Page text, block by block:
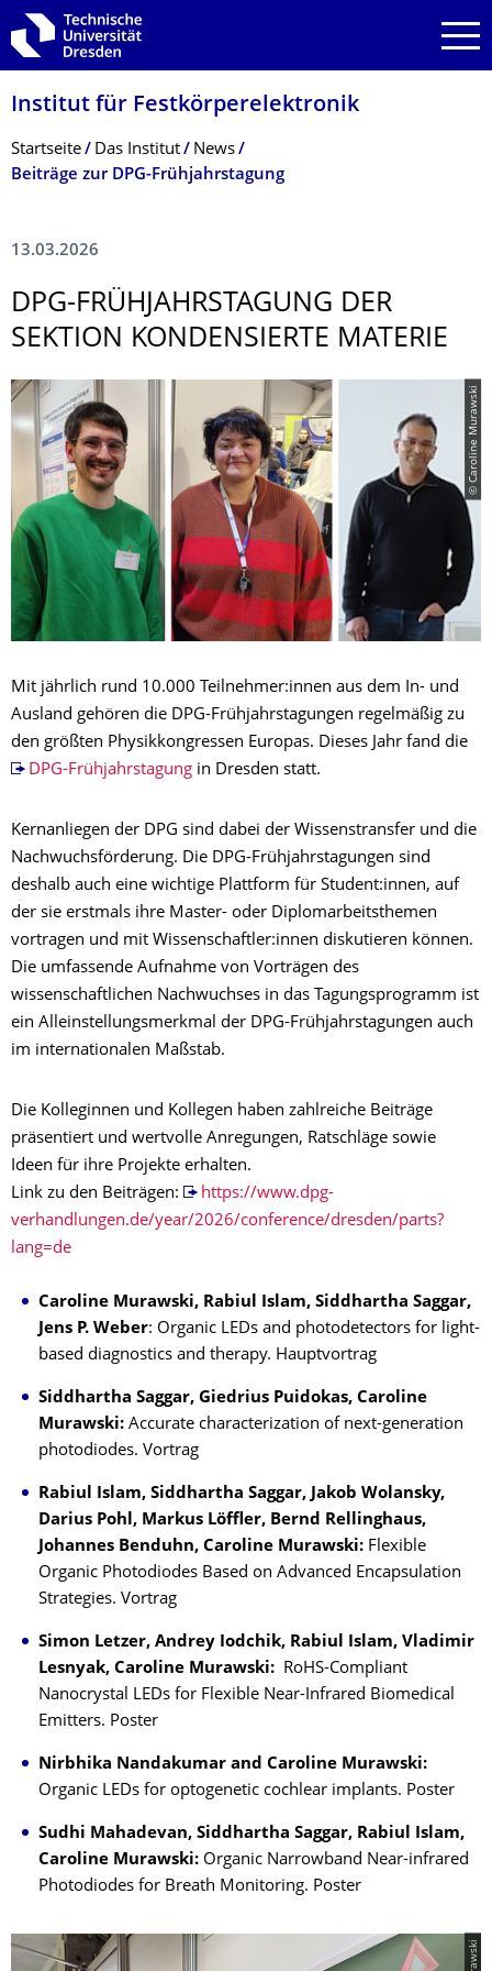
Zur Hauptnavigation springen
Zur Suche springen
Zum Inhalt springen
Institut für Festkörperelektro­nik
Breadcrumb-Menü
Startseite Das Institut
News
Beiträge zur DPG-Frühjahrstagung
13.03.2026
DPG-FRÜHJAHRSTAGUNG DER
SEKTION KONDENSIERTE MATERIE
© Caroline Murawski
Mit jährlich rund 10.000 Teilnehmer:innen aus dem In- und
Ausland gehören die DPG-Frühjahrstagungen regelmäßig zu
den größten Physikkongressen Europas. Dieses Jahr fand die
DPG-Frühjahrstagungin Dresden statt.
Kernanliegen der DPG sind dabei der Wissenstransfer und die
Nachwuchsförderung. Die DPG-Frühjahrstagungen sind
deshalb auch eine wichtige Plattform für Student:innen, auf
der sie erstmals ihre Master- oder Diplomarbeitsthemen
vortragen und mit Wissenschaftler:innen diskutieren können.
Die umfassende Aufnahme von Vorträgen des
wissenschaftlichen Nachwuchses in das Tagungsprogramm ist
ein Alleinstellungsmerkmal der DPG-Frühjahrstagungen auch
im internationalen Maßstab.
Die Kolleginnen und Kollegen haben zahlreiche Beiträge
präsentiert und wertvolle Anregungen, Ratschläge sowie
Ideen für ihre Projekte erhalten.
Link zu den Beiträgen:
https://www.dpg-
verhandlungen.de/year/2026/conference/dresden/parts?
lang=de
Caroline Murawski, Rabiul Islam, Siddhartha Saggar,
Jens P. Weber: Organic LEDs and photodetectors for light-
based diagnostics and therapy. Hauptvortrag
Siddhartha Saggar, Giedrius Puidokas, Caroline
Murawski: Accurate characterization of next-generation
photodiodes. Vortrag
Rabiul Islam, Siddhartha Saggar, Jakob Wolansky,
Darius Pohl, Markus Löffler, Bernd Rellinghaus,
Johannes Benduhn, Caroline Murawski: Flexible
Organic Photodiodes Based on Advanced Encapsulation
Strategies. Vortrag
Simon Letzer, Andrey Iodchik, Rabiul Islam, Vladimir
Lesnyak, Caroline Murawski: RoHS-Compliant
Nanocrystal LEDs for Flexible Near-Infrared Biomedical
Emitters. Poster
Nirbhika Nandakumar and Caroline Murawski:
Organic LEDs for optogenetic cochlear implants. Poster
Sudhi Mahadevan, Siddhartha Saggar, Rabiul Islam,
Caroline Murawski: Organic Narrowband Near-infrared
Photodiodes for Breath Monitoring. Poster